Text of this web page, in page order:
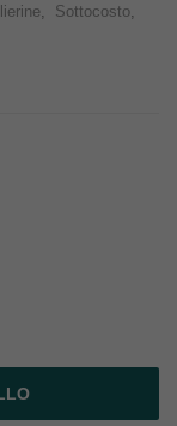
Sottocosto